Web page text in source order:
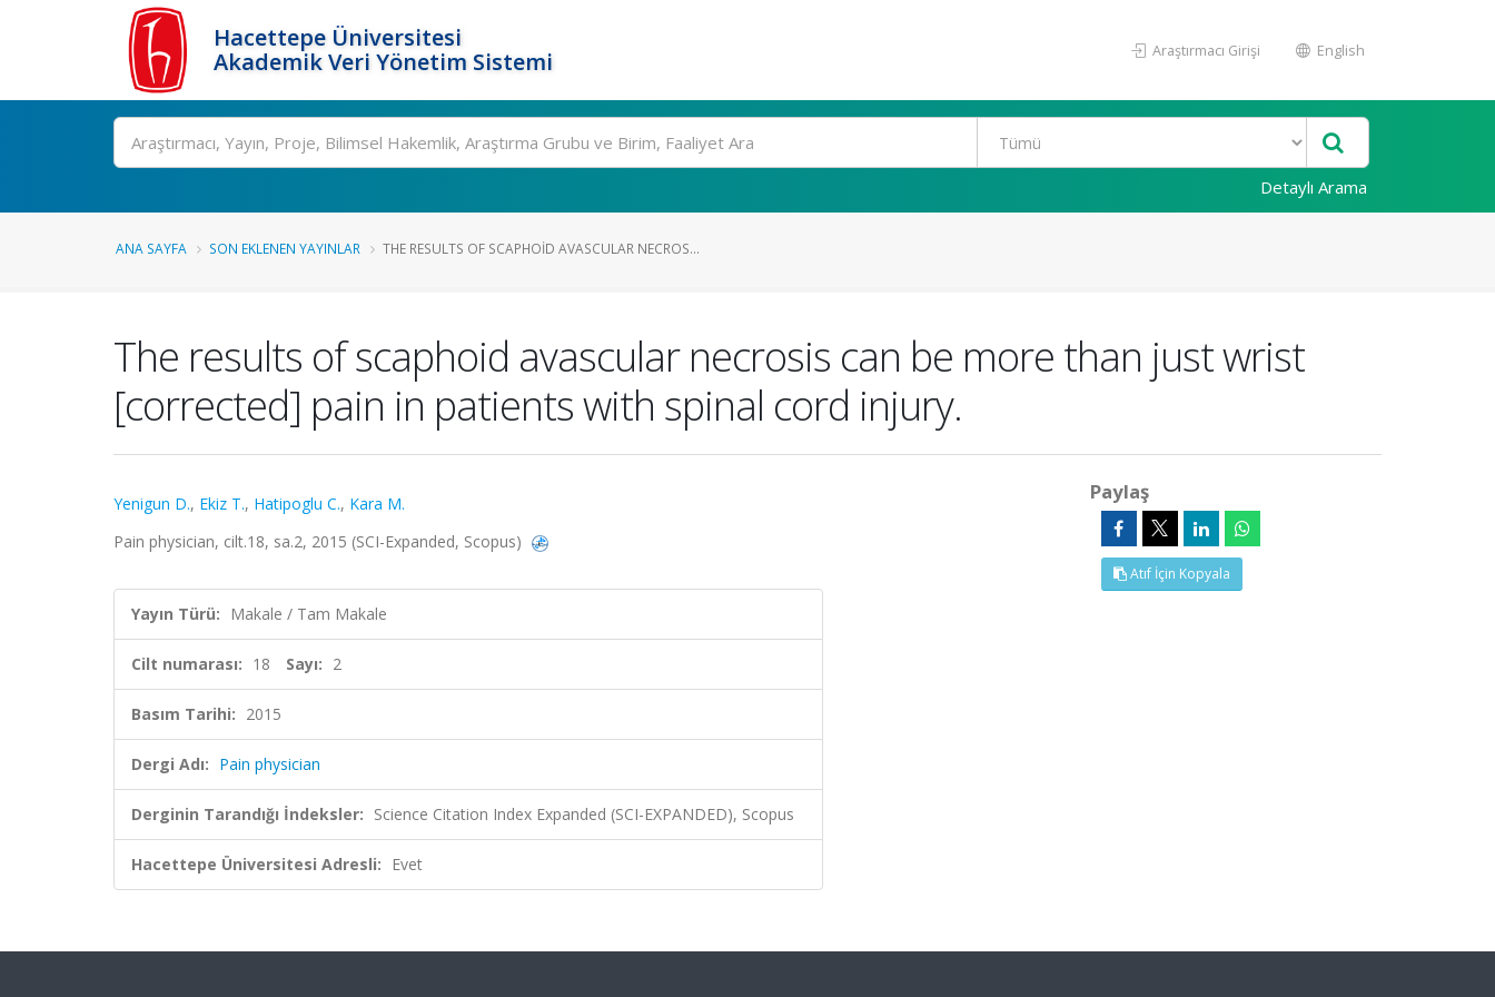
Hacettepe Üniversitesi
Akademik Veri Yönetim Sistemi
Araştırmacı Girişi English
Ara
Detaylı Arama
ANA SAYFA SON EKLENEN YAYINLAR THE RESULTS OF SCAPHOID AVASCULAR NECROS...
The results of scaphoid avascular necrosis can be more than just wrist
[corrected] pain in patients with spinal cord injury.
Yenigun D., Ekiz T., Hatipoglu C., Kara M.
Pain physician, cilt.18, sa.2, 2015 (SCI-Expanded, Scopus)
Yayın Türü: Makale / Tam Makale
Cilt numarası: 18 Sayı: 2
Basım Tarihi: 2015
Dergi Adı: Pain physician
Derginin Tarandığı İndeksler: Science Citation Index Expanded (SCI-EXPANDED), Scopus
Hacettepe Üniversitesi Adresli: Evet
Paylaş
Atıf İçin Kopyala